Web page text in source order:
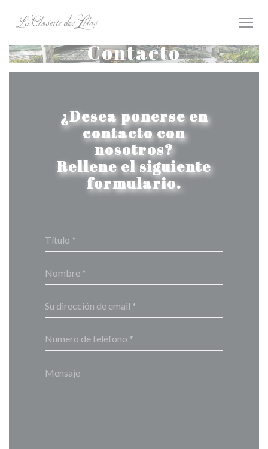
Contacto
¿Desea ponerse en
contacto con
nosotros?
Rellene el siguiente
formulario.